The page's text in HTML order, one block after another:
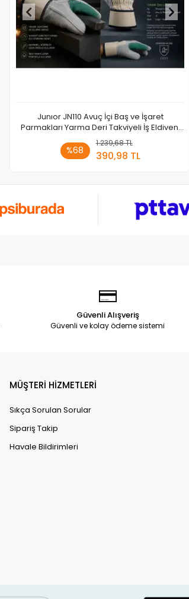
Junıor JN110 Avuç İçi Baş ve İşaret
Parmakları Yarma Deri Takviyeli İş Eldiveni
No: 10
%68
1.239,68 TL
390,98 TL
Sepete Ekle
Güvenli Alışveriş
Güvenli ve kolay ödeme sistemi
MÜŞTERİ HİZMETLERİ
Sıkça Sorulan Sorular
Sipariş Takip
Havale Bildirimleri